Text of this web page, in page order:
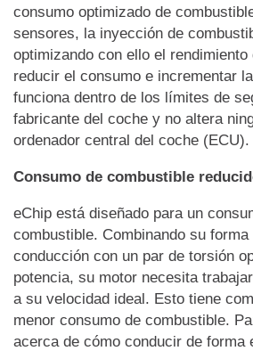
consumo optimizado de
sensores, la inyección de
optimizando con ello el rendimiento
reducir el consumo e incrementar
funciona dentro de los límites de
fabricante del coche y no altera
ordenador central del coche (ECU).
Consumo de combustible
eChip está diseñado para un
combustible. Combinando su forma
conducción con un par de torsión
potencia, su motor necesita trabajar
a su velocidad ideal. Esto tiene
menor consumo de combustible.
acerca de cómo conducir de forma